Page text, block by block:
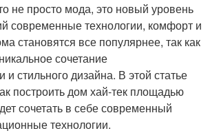
не просто мода, это новый уровень
современные технологии, комфорт и
становятся все популярнее, так как
сочетание
и стильного дизайна. В этой статье
построить дом хай-тек площадью
сочетать в себе современный
технологии.